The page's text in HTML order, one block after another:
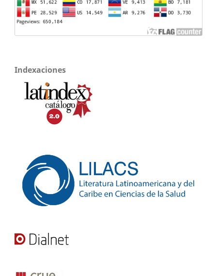
Indexaciones